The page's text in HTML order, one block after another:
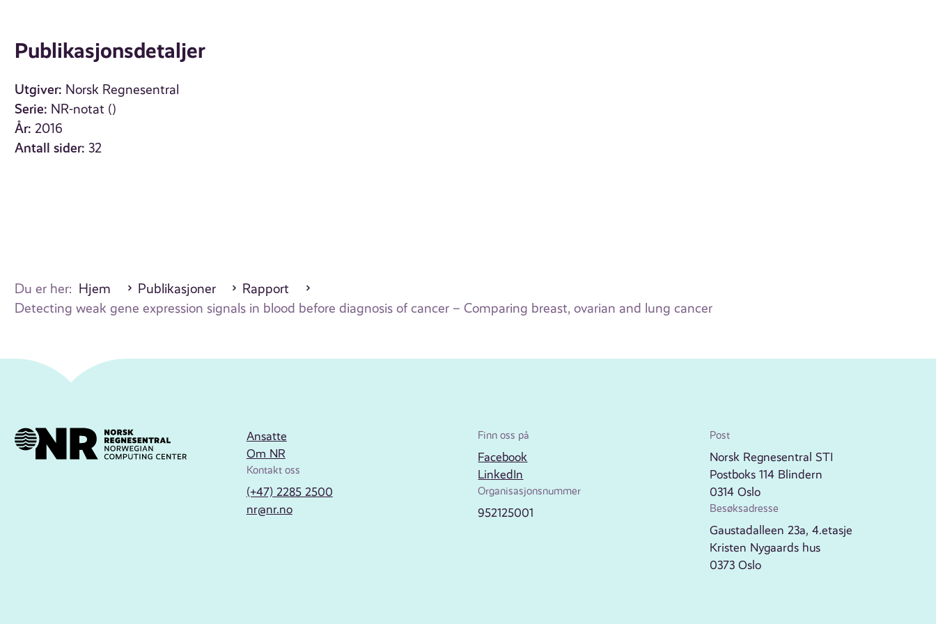
Publikasjonsdetaljer
Utgiver: Norsk Regnesentral
Serie: NR-notat ()
År: 2016
Antall sider: 32
Du er her: Hjem Publikasjoner
Rapport
Detecting weak gene expression signals in blood before diagnosis of cancer – Comparing breast, ovarian and lung cancer
Ansatte
Om NR
Kontakt oss
(+47) 2285 2500
nr@nr.no
Finn oss på
Facebook
LinkedIn
Organisasjonsnummer
952125001
Post
Norsk Regnesentral STI
Postboks 114 Blindern
0314 Oslo
Besøksadresse
Gaustadalleen 23a, 4.etasje
Kristen Nygaards hus
0373 Oslo